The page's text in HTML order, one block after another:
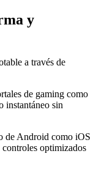
y
a través de
de gaming como
instantáneo sin
de Android como iOS
optimizados